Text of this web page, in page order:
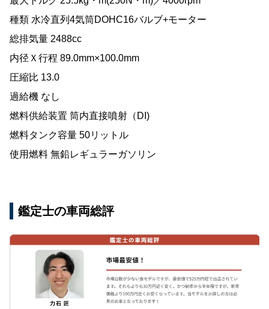
種類 水冷直列4気筒DOHC16バルブ+モーター
総排気量 2488cc
内径Ｘ行程 89.0mm×100.0mm
圧縮比 13.0
過給機 なし
燃料供給装置 筒内直接噴射（DI)
燃料タンク容量 50リットル
使用燃料 無鉛レギュラーガソリン
鑑定士の車両総評